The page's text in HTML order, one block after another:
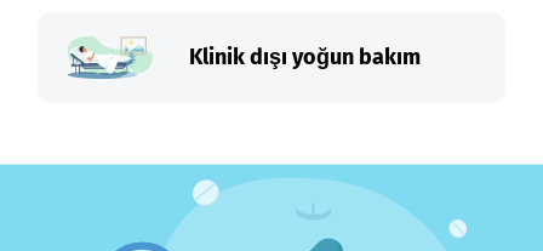
Klinik dışı yoğun bakım